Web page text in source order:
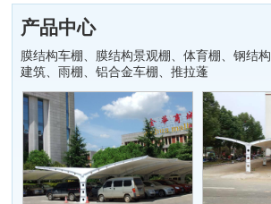
产品中心
膜结构车棚、膜结构景观棚、体育棚、钢结构
建筑、雨棚、铝合金车棚、推拉蓬